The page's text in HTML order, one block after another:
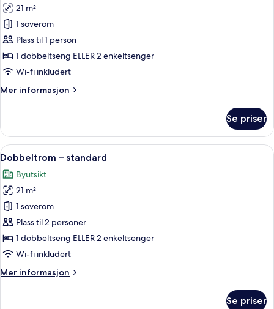
av
Dobbeltrom
for
1
person
21 m²
1 soverom
Plass til 1 person
1 dobbeltseng ELLER 2 enkeltsenger
Wi-fi inkludert
Mer informasjon
Mer
for
person
Se priser
Åpne
alle
bildene
av
Dobbeltrom
–
standard
Allergitestet sengetøy, minibar, safe
4
Dobbeltrom – standard
Byutsikt
21 m²
1 soverom
Plass til 2 personer
1 dobbeltseng ELLER 2 enkeltsenger
Wi-fi inkludert
Mer informasjon
Mer
Se priser